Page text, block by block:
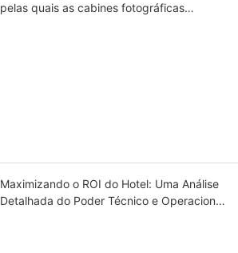
pelas quais as cabines fotográficas
Maximizando o ROI do Hotel: Uma Análise
Detalhada do Poder Técnico e Operacional